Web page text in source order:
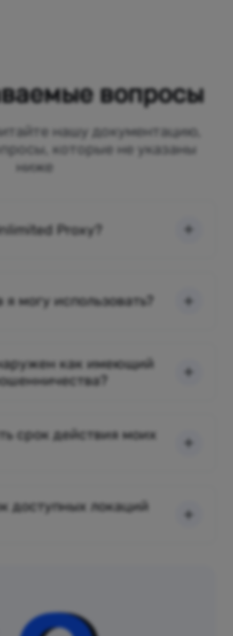
вопросы
нашу документацию,
которые не указаны
ниже
Proxy?
я могу использовать?
как имеющий
срок действия моих
доступных локаций